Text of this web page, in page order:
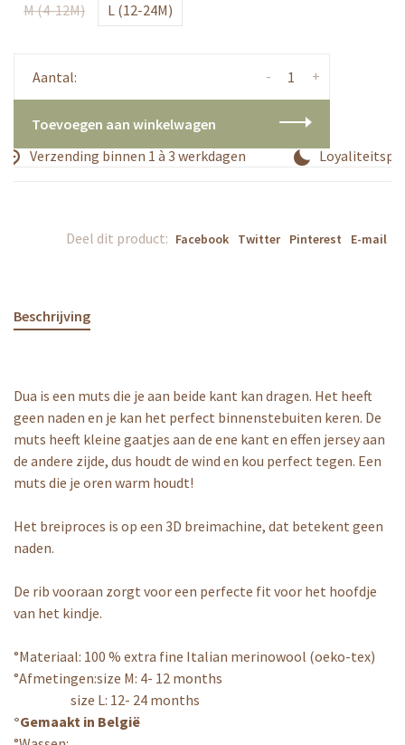
M (4-12M) L (12-24M)
Aantal: +
-
Toevoegen aan winkelwagen
Verzending binnen 1 à 3 werkdagen
Deel dit product: Facebook Twitter Pinterest E-mail
Beschrijving
Dua is een muts die je aan beide kant kan dragen. Het heeft
geen naden en je kan het perfect binnenstebuiten keren. De
muts heeft kleine gaatjes aan de ene kant en effen jersey aan
de andere zijde, dus houdt de wind en kou perfect tegen. Een
muts die je oren warm houdt!
Het breiproces is op een 3D breimachine, dat betekent geen
naden.
De rib vooraan zorgt voor een perfecte fit voor het hoofdje
van het kindje.
°Materiaal: 100 % extra fine Italian merinowool (oeko-tex)
°Afmetingen:size M: 4- 12 months
size L: 12- 24 months
°Gemaakt in België